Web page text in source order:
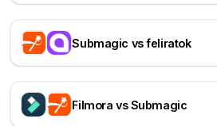
Submagic vs feliratok
Filmora vs Submagic